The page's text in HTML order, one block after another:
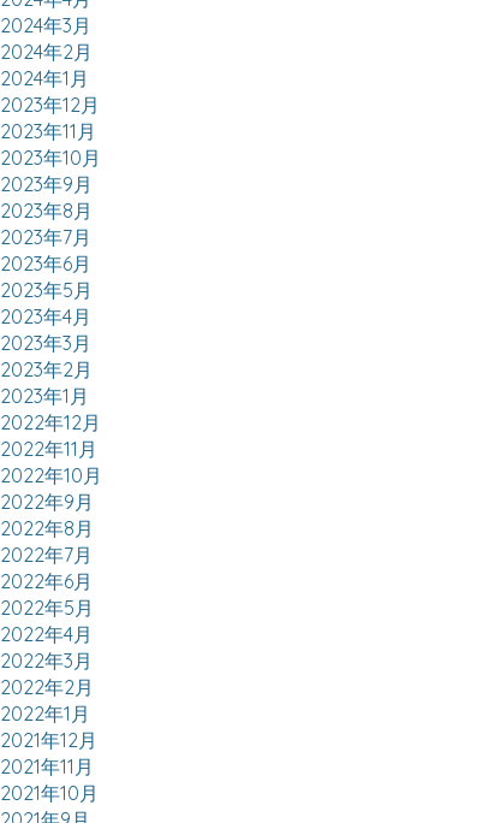
2024年3月
2024年2月
2024年1月
2023年12月
2023年11月
2023年10月
2023年9月
2023年8月
2023年7月
2023年6月
2023年5月
2023年4月
2023年3月
2023年2月
2023年1月
2022年12月
2022年11月
2022年10月
2022年9月
2022年8月
2022年7月
2022年6月
2022年5月
2022年4月
2022年3月
2022年2月
2022年1月
2021年12月
2021年11月
2021年10月